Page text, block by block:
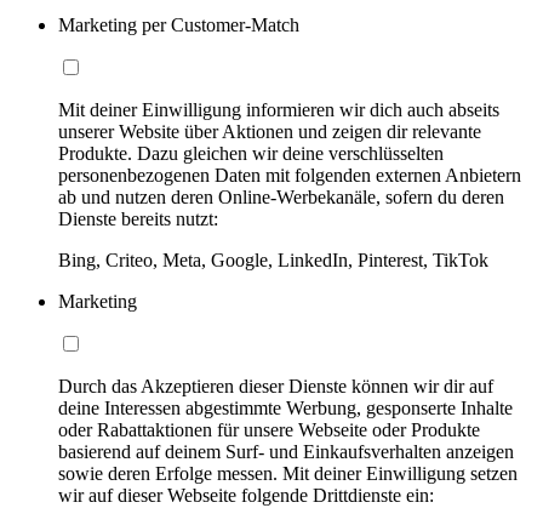
Marketing per Customer-Match
Mit deiner Einwilligung informieren wir dich auch abseits
unserer Website über Aktionen und zeigen dir relevante
Produkte. Dazu gleichen wir deine verschlüsselten
personenbezogenen Daten mit folgenden externen Anbietern
ab und nutzen deren Online-Werbekanäle, sofern du deren
Dienste bereits nutzt:
Bing, Criteo, Meta, Google, LinkedIn, Pinterest, TikTok
Marketing
Durch das Akzeptieren dieser Dienste können wir dir auf
deine Interessen abgestimmte Werbung, gesponserte Inhalte
oder Rabattaktionen für unsere Webseite oder Produkte
basierend auf deinem Surf- und Einkaufsverhalten anzeigen
sowie deren Erfolge messen. Mit deiner Einwilligung setzen
wir auf dieser Webseite folgende Drittdienste ein: